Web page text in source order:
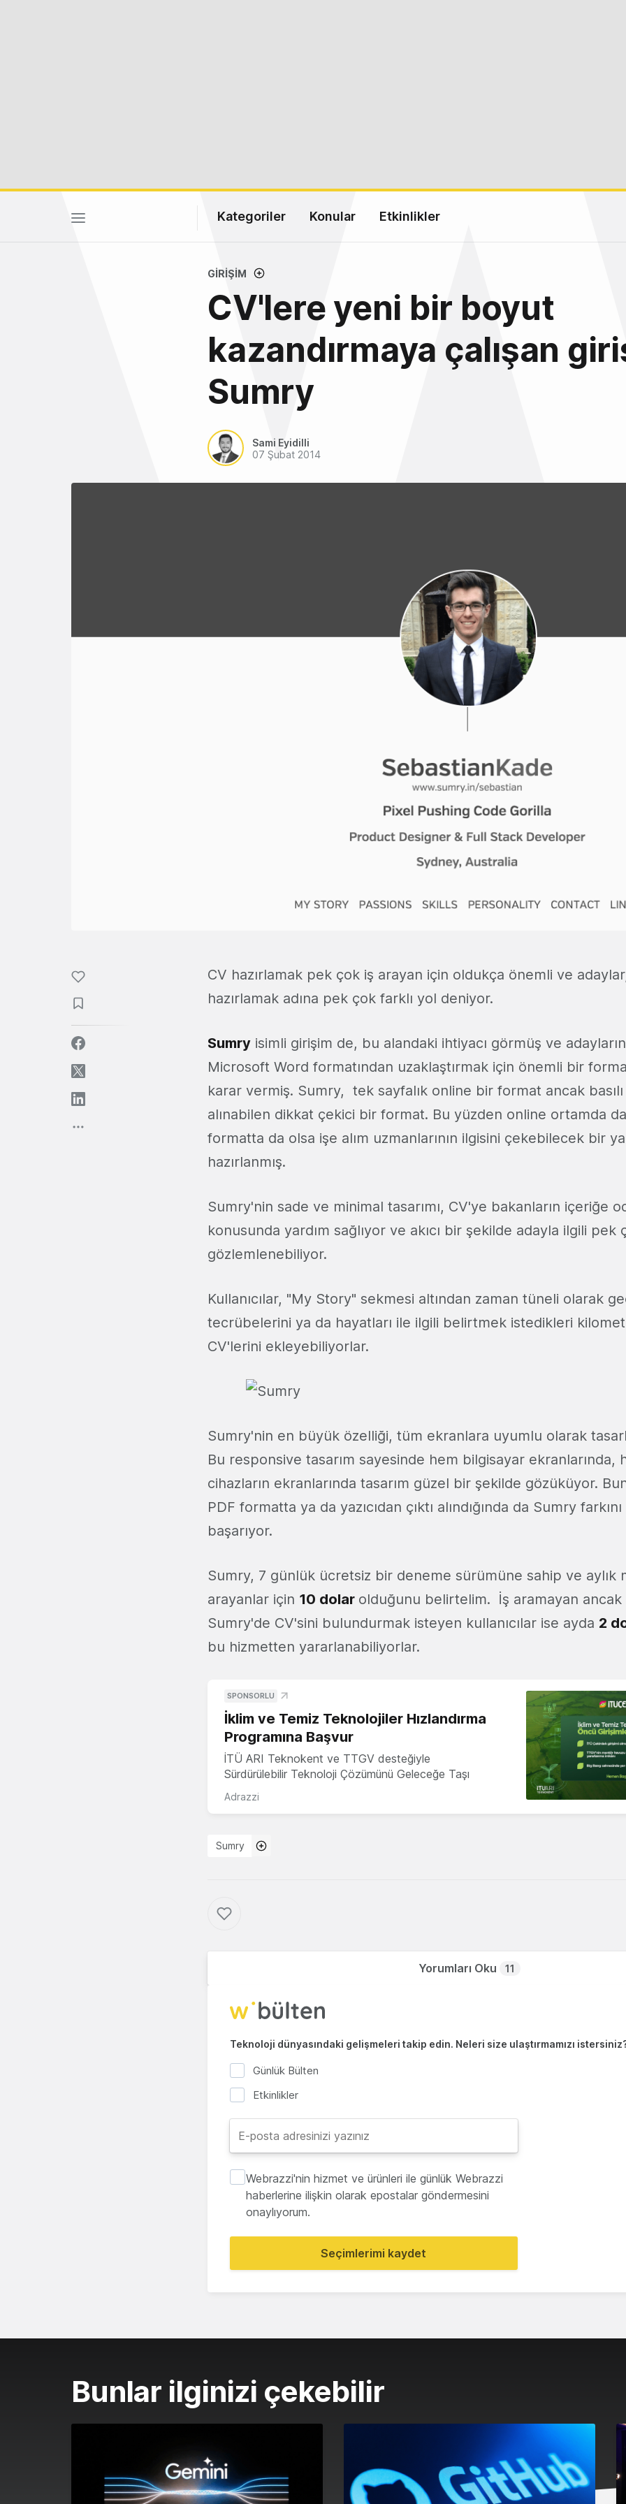
Kategoriler Konular Etkinlikler
GIRIŞIM
CV'lere yeni bir boyut
kazandırmaya çalışan
Sumry
Sami Eyidilli
07 Şubat 2014
CV hazırlamak pek çok iş arayan için oldukça önemli ve
hazırlamak adına pek çok farklı yol deniyor.
Sumry isimli girişim de, bu alandaki ihtiyacı görmüş ve
Microsoft Word formatından uzaklaştırmak için önemli bir
karar vermiş. Sumry, tek sayfalık online bir format ancak
alınabilen dikkat çekici bir format. Bu yüzden online ortamda da
formatta da olsa işe alım uzmanlarının ilgisini çekebilecek bir
hazırlanmış.
Sumry'nin sade ve minimal tasarımı, CV'ye bakanların içeriğe
konusunda yardım sağlıyor ve akıcı bir şekilde adayla ilgili
gözlemlenebiliyor.
Kullanıcılar, "My Story" sekmesi altından zaman tüneli olarak
tecrübelerini ya da hayatları ile ilgili belirtmek istedikleri
CV'lerini ekleyebiliyorlar.
Sumry'nin en büyük özelliği, tüm ekranlara uyumlu olarak
Bu responsive tasarım sayesinde hem bilgisayar ekranlarında,
cihazların ekranlarında tasarım güzel bir şekilde gözüküyor.
PDF formatta ya da yazıcıdan çıktı alındığında da Sumry
başarıyor.
Sumry, 7 günlük ücretsiz bir deneme sürümüne sahip ve aylık
arayanlar için 10 dolar olduğunu belirtelim. İş aramayan ancak
Sumry'de CV'sini bulundurmak isteyen kullanıcılar ise ayda 2
bu hizmetten yararlanabiliyorlar.
SPONSORLU
İklim ve Temiz Teknolojiler Hızlandırma
Programına Başvur
İTÜ ARI Teknokent ve TTGV desteğiyle
Sürdürülebilir Teknoloji Çözümünü Geleceğe Taşı
Adrazzi
Sumry
Yorumları Oku 11
Teknoloji dünyasındaki gelişmeleri takip edin. Neleri size ulaştırmamızı
Günlük Bülten
Etkinlikler
Webrazzi'nin hizmet ve ürünleri ile günlük Webrazzi
haberlerine ilişkin olarak epostalar göndermesini
onaylıyorum.
Seçimlerimi kaydet
Bunlar ilginizi çekebilir